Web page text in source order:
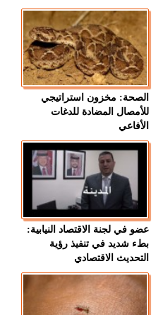
الصحة: مخزون استراتيجي
للأمصال المضادة للدغات
الأفاعي
عضو في لجنة الاقتصاد النيابية:
بطء شديد في تنفيذ رؤية
التحديث الاقتصادي